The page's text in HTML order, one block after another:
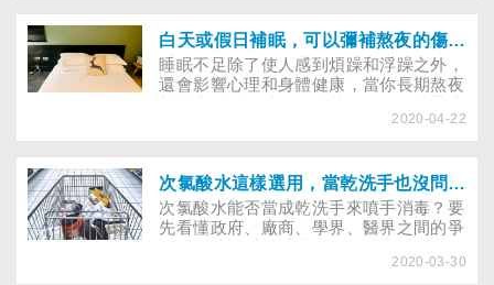
還有糖果、薄荷、珍奶味的新興菸品，是
「包著糖衣的毒藥」，有高劑量的尼古
丁，更容易成癮，會傷害腦部發育、無法
戒菸，還有爆炸與致癌等風險……
白天或假日補眠，可以彌補熬夜的傷害嗎？
睡眠不足除了使人感到煩躁和浮躁之外，
還會影響心理和身體健康，當你長期熬夜
意力、判斷力、協調能力和反應時間都會
十點多，再加上洗澡、看電視喘息的時
間，就寢時多半都已超過十二點，等到假
日才補眠，期望能把平日累積的疲勞和睡
眠不足補齊。但話說回來，利用假日或白
天補眠，真能彌補熬夜對身體的傷害嗎？
2020-04-22
次氯酸水這樣選用，當乾洗手也沒問題！
次氯酸水能否當成乾洗手來噴手消毒？要
先看懂政府、廠商、學界、醫界之間的爭
什麼樣的消毒產品。本文提供三個選購原
2020-03-30